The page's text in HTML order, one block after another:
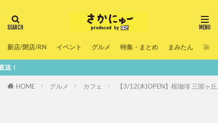
新店/閉店/RN イベント グルメ 特集・まとめ まみたん 暮ら
HOME グルメ カフェ 【3/12(木)OPEN】桜珈琲 三国ヶ